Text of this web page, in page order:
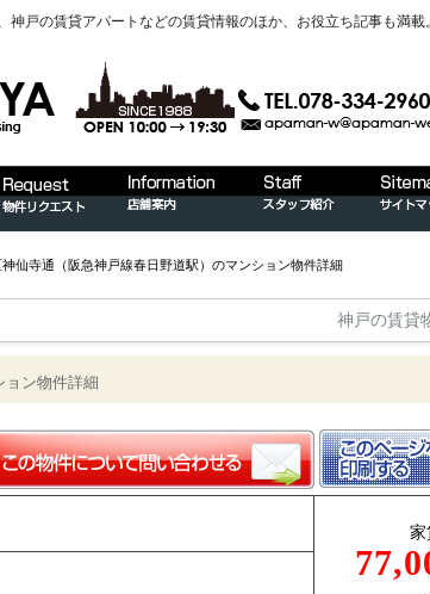
戸の賃貸アパートなどの賃貸情報のほか、お役立ち記事も満載。
仙寺通（阪急神戸線春日野道駅）のマンション物件詳細
神戸の賃貸
ョン物件詳細
家